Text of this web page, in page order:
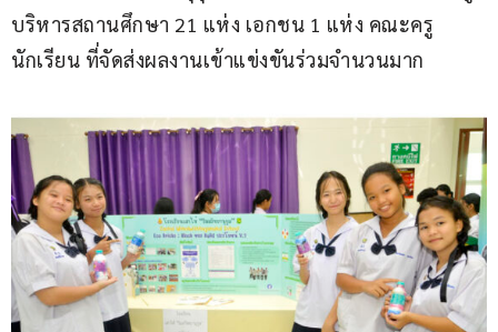
บริหารสถานศึกษา 21 แห่ง เอกชน 1 แห่ง คณะครู
นักเรียน ที่จัดส่งผลงานเข้าแข่งขันร่วมจำนวนมาก